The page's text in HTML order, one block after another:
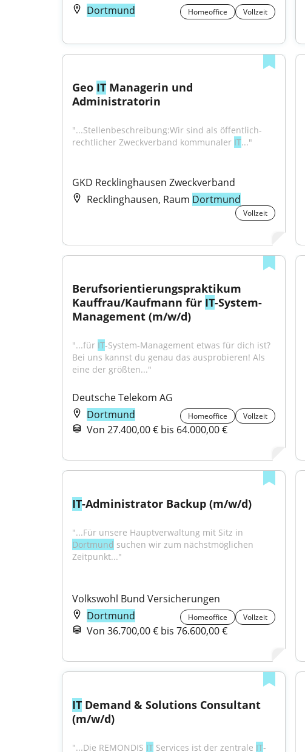
Dortmund
Homeoffice Vollzeit
Geo IT Managerin und
Administratorin
"...Stellenbeschreibung:Wir sind als öffentlich-
rechtlicher Zweckverband kommunaler IT..."
GKD Recklinghausen Zweckverband
Recklinghausen, Raum Dortmund
Vollzeit
Berufsorientierungspraktikum
Kauffrau/Kaufmann für IT-System-
Management (m/w/d)
"...für IT-System-Management etwas für dich ist?
Bei uns kannst du genau das ausprobieren! Als
eine der größten..."
Deutsche Telekom AG
Dortmund
Homeoffice Vollzeit
Von 27.400,00 € bis 64.000,00 €
IT-Administrator Backup (m/w/d)
Dortmund suchen wir zum nächstmöglichen
Zeitpunkt..."
Volkswohl Bund Versicherungen
Dortmund
Homeoffice Vollzeit
Von 36.700,00 € bis 76.600,00 €
IT Demand & Solutions Consultant
(m/w/d)
"...Die REMONDIS IT Services ist der zentrale IT-